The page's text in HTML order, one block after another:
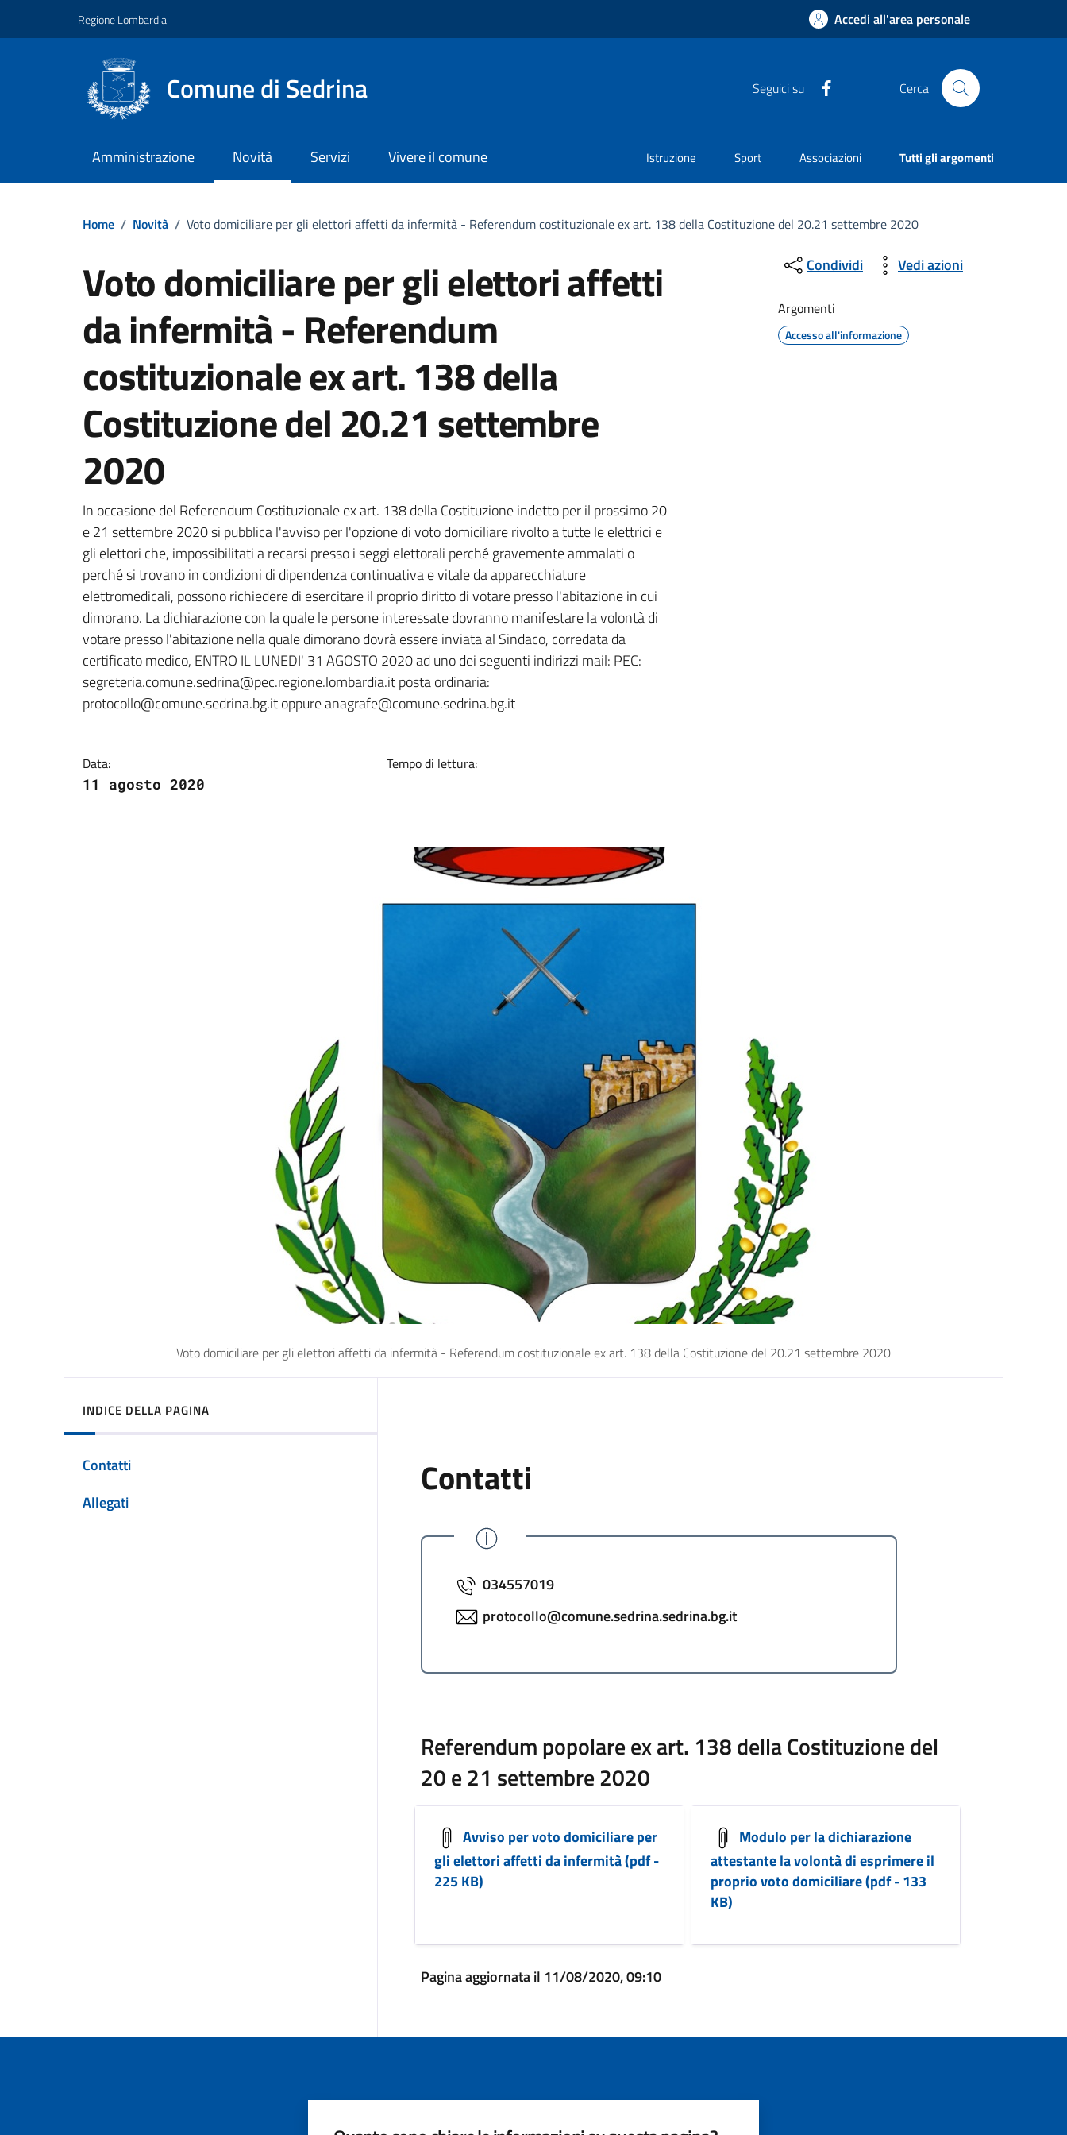
Regione Lombardia Accedi all'area personale
Comune di Sedrina Seguici su Cerca
Amministrazione Novità Servizi Vivere il comune Istruzione Sport Associazioni Tutti gli argomenti
Home / Novità / Voto domiciliare per gli elettori affetti da infermità - Referendum costituzionale ex art. 138 della Costituzione del 20.21 settembre 2020
Voto domiciliare per gli elettori affetti
da infermità - Referendum
costituzionale ex art. 138 della
Costituzione del 20.21 settembre
2020
Dettagli della notizia
In occasione del Referendum Costituzionale ex art. 138 della Costituzione indetto per il prossimo 20
e 21 settembre 2020 si pubblica l'avviso per l'opzione di voto domiciliare rivolto a tutte le elettrici e
gli elettori che, impossibilitati a recarsi presso i seggi elettorali perché gravemente ammalati o
perché si trovano in condizioni di dipendenza continuativa e vitale da apparecchiature
elettromedicali, possono richiedere di esercitare il proprio diritto di votare presso l'abitazione in cui
dimorano. La dichiarazione con la quale le persone interessate dovranno manifestare la volontà di
votare presso l'abitazione nella quale dimorano dovrà essere inviata al Sindaco, corredata da
certificato medico, ENTRO IL LUNEDI' 31 AGOSTO 2020 ad uno dei seguenti indirizzi mail: PEC:
segreteria.comune.sedrina@pec.regione.lombardia.it posta ordinaria:
protocollo@comune.sedrina.bg.it oppure anagrafe@comune.sedrina.bg.it
Data:
11 agosto 2020
Tempo di lettura:
Condividi Vedi azioni
Argomenti
Accesso all'informazione
Voto domiciliare per gli elettori affetti da infermità - Referendum costituzionale ex art. 138 della Costituzione del 20.21 settembre 2020
INDICE DELLA PAGINA
Contatti
Allegati
Contatti
034557019
protocollo@comune.sedrina.sedrina.bg.it
Referendum popolare ex art. 138 della Costituzione del
20 e 21 settembre 2020
Avviso per voto domiciliare per
gli elettori affetti da infermità (pdf -
225 KB)
Modulo per la dichiarazione
attestante la volontà di esprimere il
proprio voto domiciliare (pdf - 133
KB)
Pagina aggiornata il 11/08/2020, 09:10